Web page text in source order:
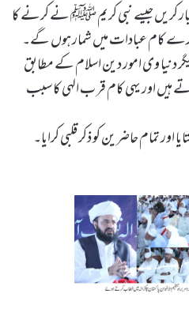
کریں جیسے نبی کریم ﷺ نے کرنے کا
کام عبادات میں شمار ہوں گے۔
وی امور دین اسلام کے مطابق
ہیں اور یہی کام قر ب الہی کا سبب
اور تمام حاضرین کو ذکر قلبی کرایا۔